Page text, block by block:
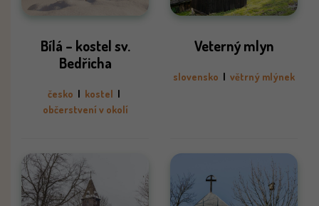
Bílá – kostel sv.
Bedřicha
česko kostel
občerstvení v okolí
Veterný mlyn
slovensko větrný mlýnek